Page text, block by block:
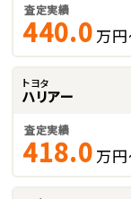
査定実績
440.0 万
トヨタ
ハリアー
査定実績
418.0 万